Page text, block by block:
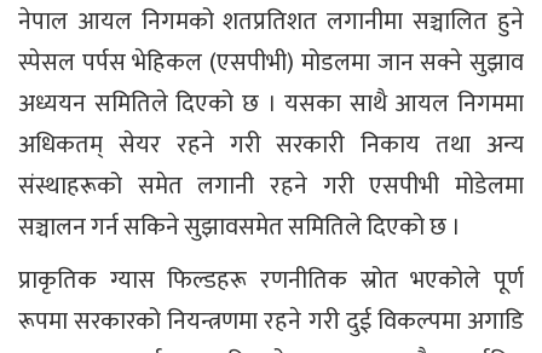
नेपाल आयल निगमको शतप्रतिशत लगानीमा सञ्चालित हुने
स्पेसल पर्पस भेहिकल (एसपीभी) मोडलमा जान सक्ने सुझाव
अध्ययन समितिले दिएको छ । यसका साथै आयल निगममा
अधिकतम् सेयर रहने गरी सरकारी निकाय तथा अन्य
संस्थाहरूको समेत लगानी रहने गरी एसपीभी मोडेलमा
सञ्चालन गर्न सकिने सुझावसमेत समितिले दिएको छ ।
प्राकृतिक ग्यास फिल्डहरू रणनीतिक स्रोत भएकोले पूर्ण
रूपमा सरकारको नियन्त्रणमा रहने गरी दुई विकल्पमा अगाडि